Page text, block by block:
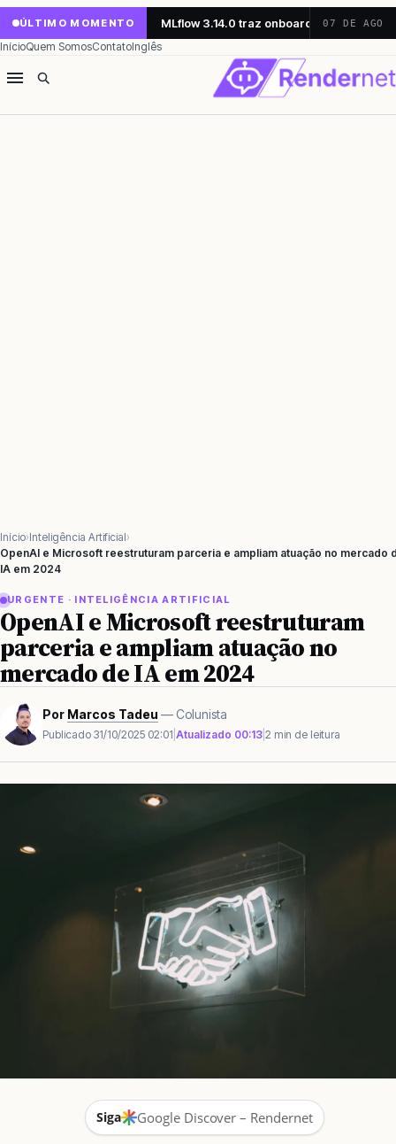
ÚLTIMO MOMENTO MLflow 3.14.0 traz onboarding07 DE AGO
InícioQuem SomosContatoInglês
Início Inteligência Artificial
OpenAI e Microsoft reestruturam parceria e ampliam atuação no mercado
IA em 2024
URGENTE · INTELIGÊNCIA ARTIFICIAL
OpenAI e Microsoft reestruturam
parceria e ampliam atuação no
mercado de IA em 2024
Por Marcos Tadeu — Colunista
Publicado 31/10/2025 02:01 Atualizado 00:13 2 min de leitura
Siga Google Discover – Rendernet